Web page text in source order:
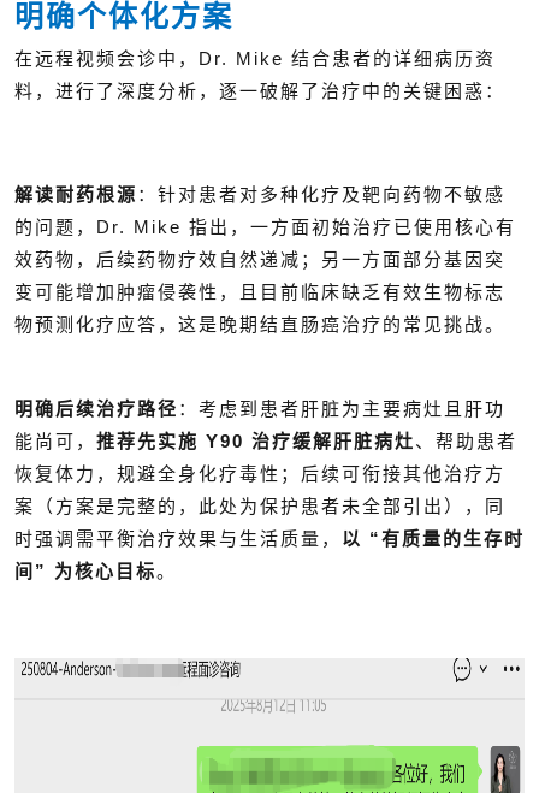
明确个体化方案
在远程视频会诊中，Dr. Mike 结合患者的详细病历资
料，进行了深度分析，逐一破解了治疗中的关键困惑：
解读耐药根源 ：针对患者对多种化疗及靶向药物不敏感
的问题，Dr. Mike 指出，一方面初始治疗已使用核心有
效药物，后续药物疗效自然递减；另一方面部分基因突
变可能增加肿瘤侵袭性，且目前临床缺乏有效生物标志
物预测化疗应答，这是晚期结直肠癌治疗的常见挑战。
明确后续治疗路径 ：考虑到患者肝脏为主要病灶且肝功
能尚可， 推荐先实施 Y90 治疗缓解肝脏病灶、帮助患者
恢复体力，规避全身化疗毒性；后续可衔接其他治疗方
案（方案是完整的，此处为保护患者未全部引出），同
时强调需平衡治疗效果与生活质量， 以 “有质量的生存时
间” 为核心目标。